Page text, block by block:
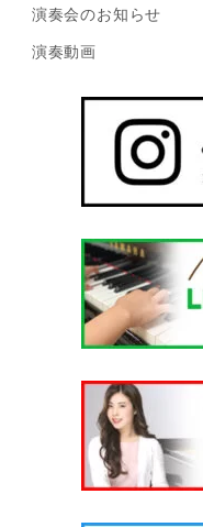
演奏会のお知らせ
演奏動画